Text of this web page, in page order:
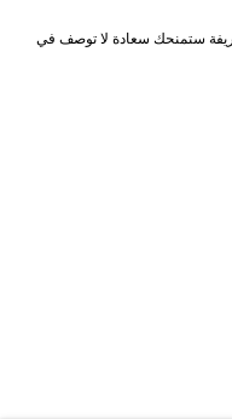
ستمنحك سعادة لا توصف في